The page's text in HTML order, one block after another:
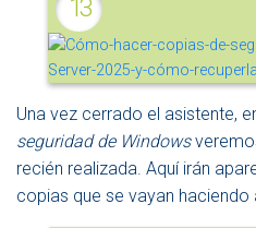
Una vez cerrado el asistente,
seguridad de Windows
recién realizada. Aquí irán
copias que se vayan haciendo